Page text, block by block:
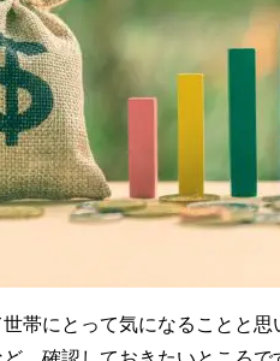
帯にとって気になることと